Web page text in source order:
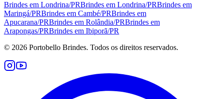
Brindes em Londrina/PRBrindes em Londrina/PRBrindes em
Maringá/PRBrindes em Cambé/PRBrindes em
Apucarana/PRBrindes em Rolândia/PRBrindes em
Arapongas/PRBrindes em Ibiporã/PR
© 2026 Portobello Brindes. Todos os direitos reservados.